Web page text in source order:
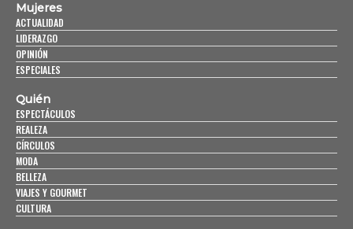
Mujeres
ACTUALIDAD
LIDERAZGO
OPINIÓN
ESPECIALES
Quién
ESPECTÁCULOS
REALEZA
CÍRCULOS
MODA
BELLEZA
VIAJES Y GOURMET
CULTURA